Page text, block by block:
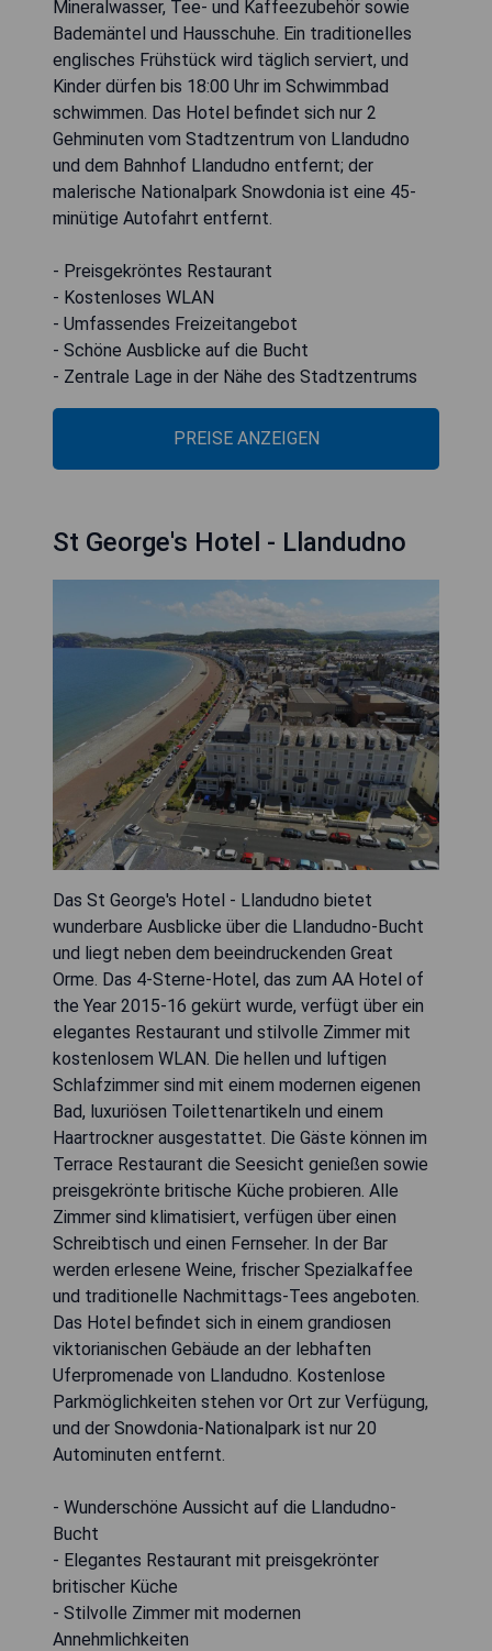
Mineralwasser, Tee- und Kaffeezubehör sowie
Bademäntel und Hausschuhe. Ein traditionelles
englisches Frühstück wird täglich serviert, und
Kinder dürfen bis 18:00 Uhr im Schwimmbad
schwimmen. Das Hotel befindet sich nur 2
Gehminuten vom Stadtzentrum von Llandudno
und dem Bahnhof Llandudno entfernt; der
malerische Nationalpark Snowdonia ist eine 45-
minütige Autofahrt entfernt.
- Preisgekröntes Restaurant
- Kostenloses WLAN
- Umfassendes Freizeitangebot
- Schöne Ausblicke auf die Bucht
- Zentrale Lage in der Nähe des Stadtzentrums
PREISE ANZEIGEN
St George's Hotel - Llandudno
Das St George's Hotel - Llandudno bietet
wunderbare Ausblicke über die Llandudno-Bucht
und liegt neben dem beeindruckenden Great
Orme. Das 4-Sterne-Hotel, das zum AA Hotel of
the Year 2015-16 gekürt wurde, verfügt über ein
elegantes Restaurant und stilvolle Zimmer mit
kostenlosem WLAN. Die hellen und luftigen
Schlafzimmer sind mit einem modernen eigenen
Bad, luxuriösen Toilettenartikeln und einem
Haartrockner ausgestattet. Die Gäste können im
Terrace Restaurant die Seesicht genießen sowie
preisgekrönte britische Küche probieren. Alle
Zimmer sind klimatisiert, verfügen über einen
Schreibtisch und einen Fernseher. In der Bar
werden erlesene Weine, frischer Spezialkaffee
und traditionelle Nachmittags-Tees angeboten.
Das Hotel befindet sich in einem grandiosen
viktorianischen Gebäude an der lebhaften
Uferpromenade von Llandudno. Kostenlose
Parkmöglichkeiten stehen vor Ort zur Verfügung,
und der Snowdonia-Nationalpark ist nur 20
Autominuten entfernt.
- Wunderschöne Aussicht auf die Llandudno-
Bucht
- Elegantes Restaurant mit preisgekrönter
britischer Küche
- Stilvolle Zimmer mit modernen
Annehmlichkeiten